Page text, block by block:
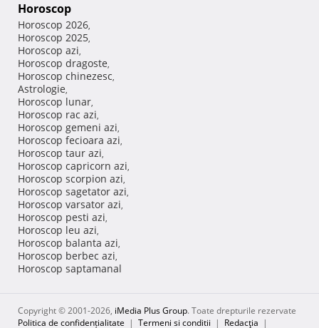
Horoscop
Horoscop 2026,
Horoscop 2025,
Horoscop azi,
Horoscop dragoste,
Horoscop chinezesc,
Astrologie,
Horoscop lunar,
Horoscop rac azi,
Horoscop gemeni azi,
Horoscop fecioara azi,
Horoscop taur azi,
Horoscop capricorn azi,
Horoscop scorpion azi,
Horoscop sagetator azi,
Horoscop varsator azi,
Horoscop pesti azi,
Horoscop leu azi,
Horoscop balanta azi,
Horoscop berbec azi,
Horoscop saptamanal
Copyright © 2001-2026, iMedia Plus Group. Toate drepturile rezervate
Politica de confidențialitate | Termeni si conditii | Redacţia |